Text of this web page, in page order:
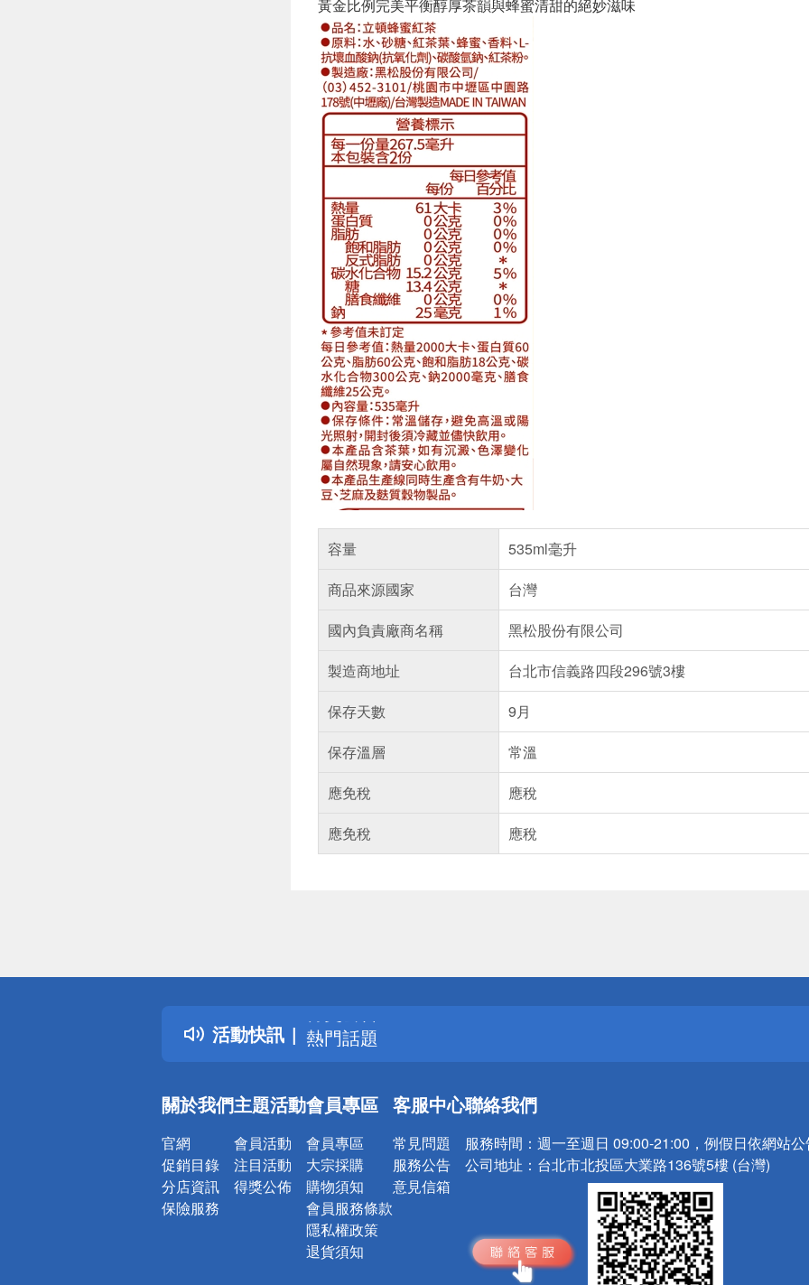
黃金比例完美平衡醇厚茶韻與蜂蜜清甜的絕妙滋味
容量
535ml毫升
商品來源國家
台灣
國內負責廠商名稱
黑松股份有限公司
製造商地址
台北市信義路四段296號3樓
保存天數
9月
保存溫層
常溫
應免稅
應稅
應免稅
應稅
活動快訊
詐騙網頁！請小心！
得獎公告
熱門話題
銀行優惠
詐騙網頁！請小心！
關於我們
官網
促銷目錄
分店資訊
保險服務
主題活動
會員活動
注目活動
得獎公佈
會員專區
會員專區
大宗採購
購物須知
會員服務條款
隱私權政策
退貨須知
客服中心
常見問題
服務公告
意見信箱
聯絡我們
服務時間： 週一至週日 09:00-21:00，例假日依網站
公司地址： 台北市北投區大業路136號5樓 (台灣)